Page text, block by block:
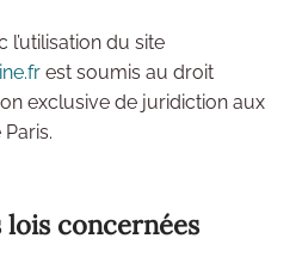
l’utilisation du site
est soumis au droit
exclusive de juridiction aux
lois concernées